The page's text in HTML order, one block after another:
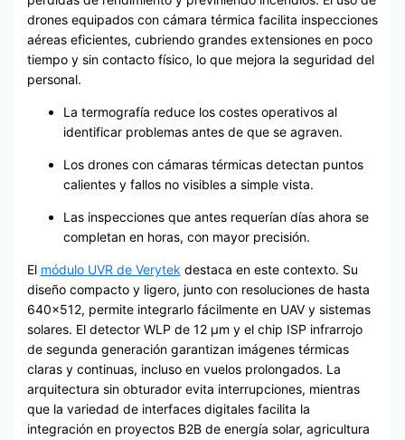
drones equipados con cámara térmica facilita inspecciones
aéreas eficientes, cubriendo grandes extensiones en poco
tiempo y sin contacto físico, lo que mejora la seguridad del
personal.
La termografía reduce los costes operativos al
identificar problemas antes de que se agraven.
Los drones con cámaras térmicas detectan puntos
calientes y fallos no visibles a simple vista.
Las inspecciones que antes requerían días ahora se
completan en horas, con mayor precisión.
El módulo UVR de Verytek destaca en este contexto. Su
diseño compacto y ligero, junto con resoluciones de hasta
640×512, permite integrarlo fácilmente en UAV y sistemas
solares. El detector WLP de 12 μm y el chip ISP infrarrojo
de segunda generación garantizan imágenes térmicas
claras y continuas, incluso en vuelos prolongados. La
arquitectura sin obturador evita interrupciones, mientras
que la variedad de interfaces digitales facilita la
integración en proyectos B2B de energía solar, agricultura